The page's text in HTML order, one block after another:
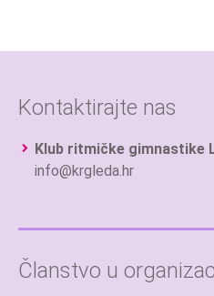
Kontaktirajte nas
Klub ritmičke gimnastike
info@krgleda.hr
Članstvo u